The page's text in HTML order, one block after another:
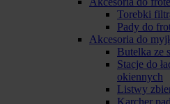
Torebki
Pady do
Akcesoria do
Butelka ze
Stacje do
okiennych
Listwy
Karcher